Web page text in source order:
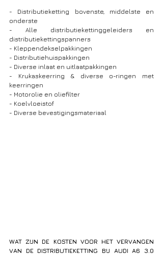
- Distributieketting bovenste, middelste en
onderste
- Alle distributiekettinggeleiders en
distributiekettingspanners
- Kleppendekselpakkingen
- Distributiehuispakkingen
- Diverse inlaat en uitlaatpakkingen
- Krukaskeerring & diverse o-ringen met
keerringen
- Motorolie en oliefilter
- Koelvloeistof
- Diverse bevestigingsmateriaal
WAT ZIJN DE KOSTEN VOOR HET VERVANGEN
VAN DE DISTRIBUTIEKETTING BIJ AUDI A6 3.0